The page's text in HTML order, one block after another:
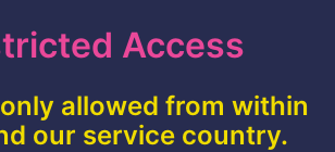
Access
allowed from within
our service country.